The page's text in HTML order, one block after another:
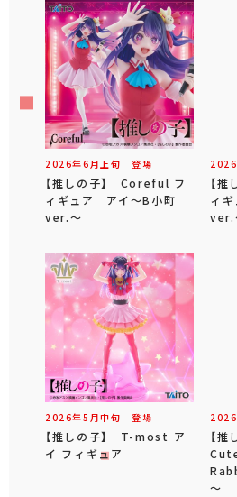
2026年6 月 上旬 登場
【推しの子】 Coreful フ
ィギュア アイ～B小町
ver.～
【
ィ
ver.
2026年5 月中旬 登場
【推しの子】 T-most ア
イ フィギュア
【
～